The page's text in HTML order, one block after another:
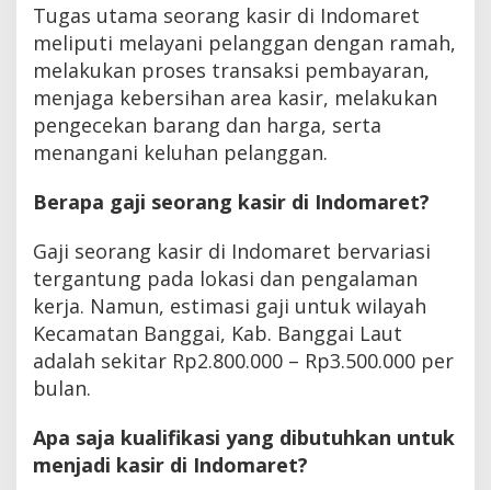
Tugas utama seorang kasir di Indomaret
meliputi melayani pelanggan dengan ramah,
melakukan proses transaksi pembayaran,
menjaga kebersihan area kasir, melakukan
pengecekan barang dan harga, serta
menangani keluhan pelanggan.
Berapa gaji seorang kasir di Indomaret?
Gaji seorang kasir di Indomaret bervariasi
tergantung pada lokasi dan pengalaman
kerja. Namun, estimasi gaji untuk wilayah
Kecamatan Banggai, Kab. Banggai Laut
adalah sekitar Rp2.800.000 – Rp3.500.000 per
bulan.
Apa saja kualifikasi yang dibutuhkan untuk
menjadi kasir di Indomaret?